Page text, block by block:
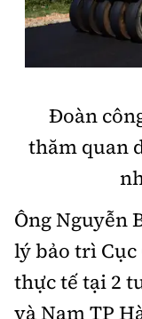
Đoàn
thăm quan
Ông Nguyễn
lý bảo trì Cục
thực tế tại 2
và Nam TP